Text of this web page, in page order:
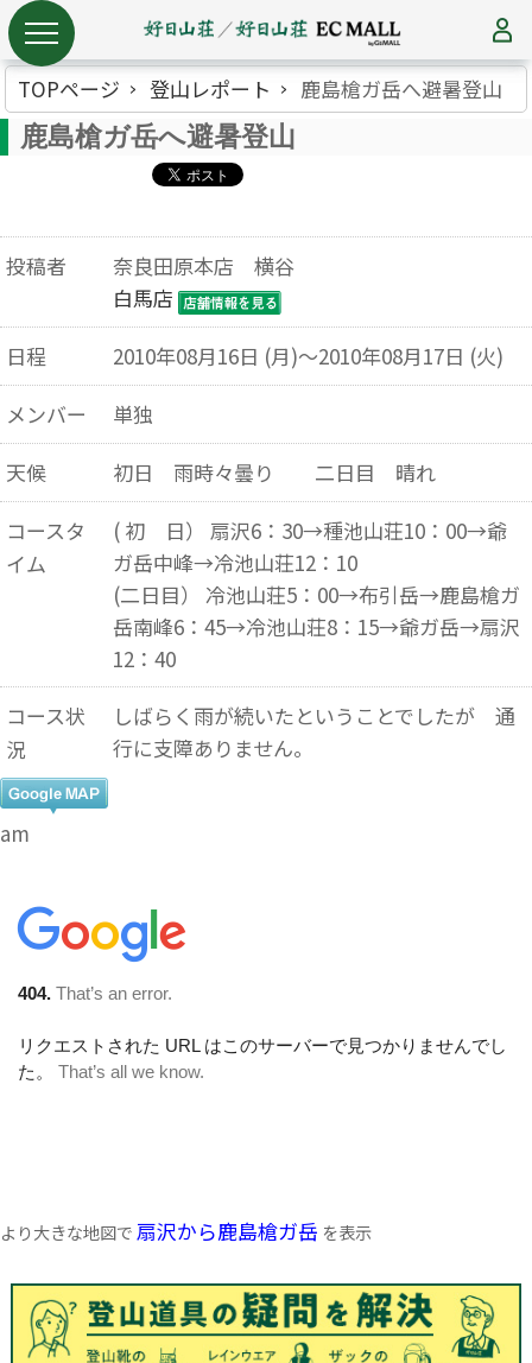
TOPページ 登山レポート 鹿島槍ガ岳へ避暑登山
鹿島槍ガ岳へ避暑登山
投稿者
奈良田原本店 横谷
白馬店
日程
2010年08月16日 (月)～2010年08月17日 (火)
メンバー
単独
天候
初日 雨時々曇り 二日目 晴れ
コースタ
イム
( 初 日） 扇沢6：30→種池山荘10：00→爺
ガ岳中峰→冷池山荘12：10
(二日目） 冷池山荘5：00→布引岳→鹿島槍ガ
岳南峰6：45→冷池山荘8：15→爺ガ岳→扇沢
12：40
コース状
況
しばらく雨が続いたということでしたが 通
行に支障ありません。
am
より大きな地図で 扇沢から鹿島槍ガ岳 を表示